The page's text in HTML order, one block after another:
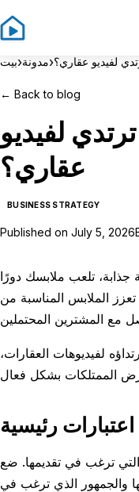
بيت›مدونة›لفيديو عقاري؟
← Back to blog
لفيديو
عقاري؟
BUSINESS STRATEGY
Published on July 5, 2026
جذابة، تلعب ملابسك دورًا
الملابس المناسبة من
لفيديوهات العقارات،
رئيسية
ترغب في تقديمها. ضع
والجمهور الذي ترغب في